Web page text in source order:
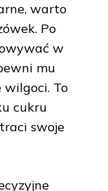
warto
Po
w
mu
wilgoci. To
cukru
swoje